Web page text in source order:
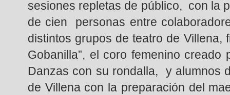
sesiones repletas de público, con la
de cien personas entre
distintos grupos de teatro de Villena,
Gobanilla”, el coro femenino
Danzas con su rondalla, y alumnos
de Villena con la preparación del